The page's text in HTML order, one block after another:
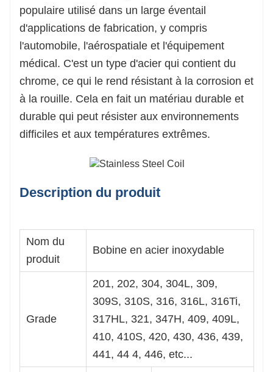
solide qui peut supporter de lourdes charges et des
pressions élevées. Il est couramment utilisé dans les
applications de fabrication qui nécessitent une
résistance et une durabilité élevées.
Hygiène : Bobine en acier inoxydable est facile à
nettoyer et à entretenir, ce qui en fait un choix
équipements médicaux. Il est également résistant aux
bactéries et autres micro-organismes nocifs, ce qui en
fait un choix hygiénique pour ces applications.
apparence élégante et moderne qui peut améliorer la
fabrication. Il est disponible dans une variété de
finitions et de textures, permettant une
personnalisation et une flexibilité de conception.
populaire utilisé dans un large éventail
d'applications de fabrication, y compris
l'automobile, l'aérospatiale et l'équipement
médical. C'est un type d'acier qui contient du
chrome, ce qui le rend résistant à la corrosion et
à la rouille. Cela en fait un matériau durable et
durable qui peut résister aux environnements
difficiles et aux températures extrêmes.
Description du produit
Nom du
produit
Bobine en acier inoxydable
Grade
201, 202, 304, 304L, 309,
309S, 310S, 316, 316L, 316Ti,
317HL, 321, 347H, 409, 409L,
410, 410S, 420, 430, 436, 439,
441, 44 4, 446, etc...